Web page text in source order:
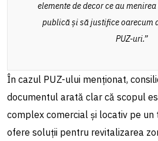
elemente de decor ce au
publică și să justifice oarecum
PUZ-uri.”
În cazul PUZ-ului menționat,
documentul arată clar că scopul
complex comercial și locativ pe un
ofere soluții pentru revitalizarea